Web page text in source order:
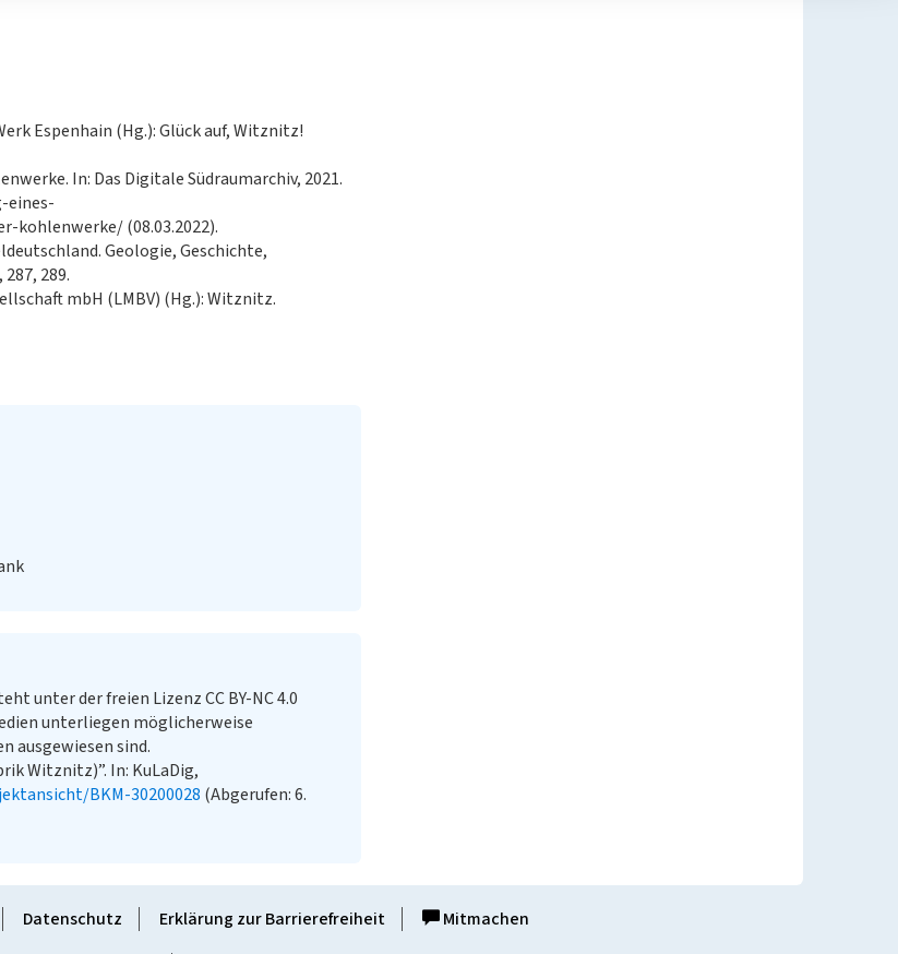
Espenhain (Hg.): Glück auf, Witznitz!
In: Das Digitale Südraumarchiv, 2021.
eines-
(08.03.2022).
Geologie, Geschichte,
289.
mbH (LMBV) (Hg.): Witznitz.
unter der freien Lizenz CC BY-NC 4.0
unterliegen möglicherweise
ausgewiesen sind.
Witznitz)”. In: KuLaDig,
BKM-30200028 (Abgerufen: 6.
Datenschutz Erklärung zur Barrierefreiheit
Mitmachen